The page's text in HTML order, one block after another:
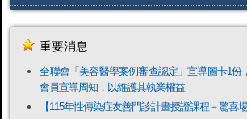
重要消息
全聯會「​美容醫學案例審查認定」宣導圖卡1份
會員宣導周知，以維護其執業權益
【115年性傳染症友善門診計畫授證課程－驚喜